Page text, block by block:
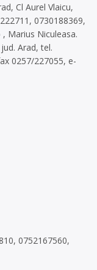
Cl Aurel Vlaicu,
0730188369,
, Marius Niculeasa.
Arad, tel.
0257/227055, e-
0752167560,